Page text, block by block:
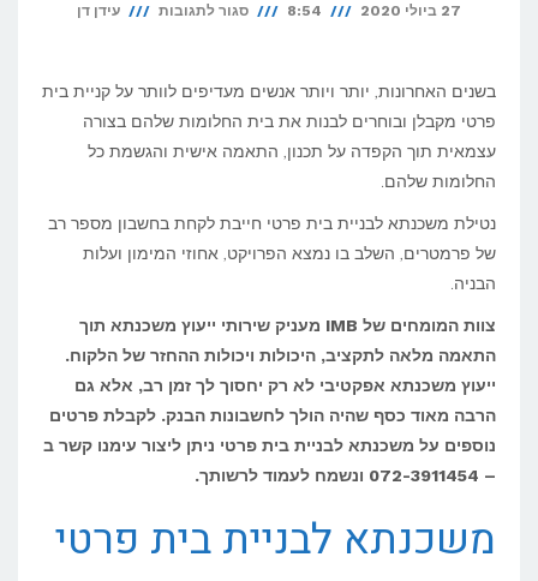
27 ביולי 2020 8:54 סגור לתגובות על
לבניית
בית
פרטי
עידן דן
בשנים האחרונות, יותר ויותר אנשים מעדיפים לוותר על קניית בית
פרטי מקבלן ובוחרים לבנות את בית החלומות שלהם בצורה
עצמאית תוך הקפדה על תכנון, התאמה אישית והגשמת כל
החלומות שלהם.
נטילת משכנתא לבניית בית פרטי חייבת לקחת בחשבון מספר רב
של פרמטרים, השלב בו נמצא הפרויקט, אחוזי המימון ועלות
הבניה.
צוות המומחים של IMB מעניק שירותי ייעוץ משכנתא תוך
התאמה מלאה לתקציב, היכולות ויכולות ההחזר של הלקוח.
ייעוץ משכנתא אפקטיבי לא רק יחסוך לך זמן רב, אלא גם
הרבה מאוד כסף שהיה הולך לחשבונות הבנק. לקבלת פרטים
נוספים על משכנתא לבניית בית פרטי ניתן ליצור עימנו קשר ב
– 072-3911454 ונשמח לעמוד לרשותך.
משכנתא לבניית בית פרטי